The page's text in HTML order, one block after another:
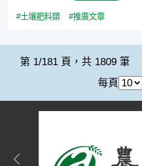
#土壤肥料類 #推廣文章
第 1/181 頁，共 1809 筆
每頁